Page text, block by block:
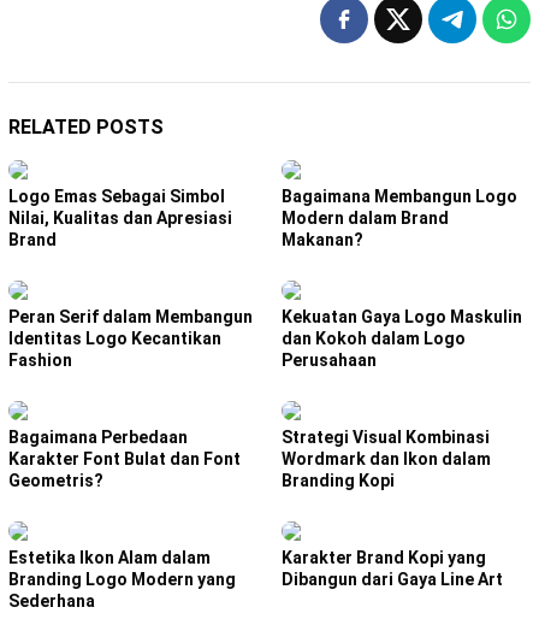
RELATED POSTS
Logo Emas Sebagai Simbol
Nilai, Kualitas dan Apresiasi
Brand
Bagaimana Membangun Logo
Modern dalam Brand
Makanan?
Peran Serif dalam Membangun
Identitas Logo Kecantikan
Fashion
Kekuatan Gaya Logo Maskulin
dan Kokoh dalam Logo
Perusahaan
Bagaimana Perbedaan
Karakter Font Bulat dan Font
Geometris?
Strategi Visual Kombinasi
Wordmark dan Ikon dalam
Branding Kopi
Estetika Ikon Alam dalam
Branding Logo Modern yang
Sederhana
Karakter Brand Kopi yang
Dibangun dari Gaya Line Art